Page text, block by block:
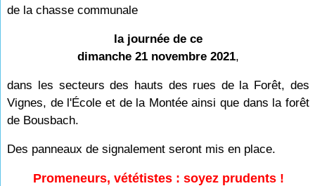
de la chasse communale
la journée de ce
dimanche 21 novembre 2021,
dans les secteurs des hauts des rues de la Forêt, des
Vignes, de l'École et de la Montée ainsi que dans la forêt
de Bousbach.
Des panneaux de signalement seront mis en place.
Promeneurs, vététistes : soyez prudents !